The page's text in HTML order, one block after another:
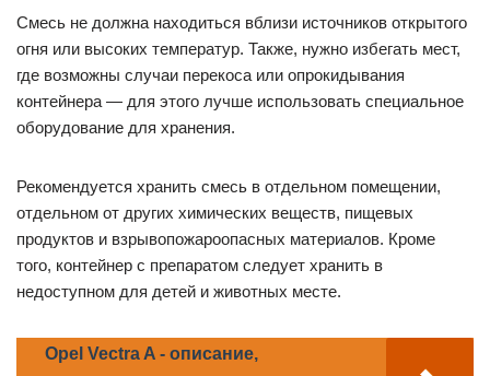
Смесь не должна находиться вблизи источников открытого
огня или высоких температур. Также, нужно избегать мест,
где возможны случаи перекоса или опрокидывания
контейнера — для этого лучше использовать специальное
оборудование для хранения.
Рекомендуется хранить смесь в отдельном помещении,
отдельном от других химических веществ, пищевых
продуктов и взрывопожароопасных материалов. Кроме
того, контейнер с препаратом следует хранить в
недоступном для детей и животных месте.
Opel Vectra A - описание,